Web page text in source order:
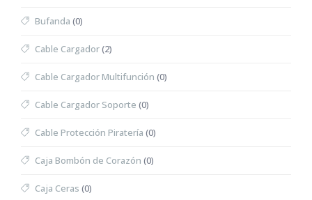
Bufanda (0)
Cable Cargador(2)
Cable Cargador Multifunción (0)
Cable Cargador Soporte (0)
Cable Protección Piratería (0)
Caja Bombón de Corazón (0)
Caja Ceras (0)